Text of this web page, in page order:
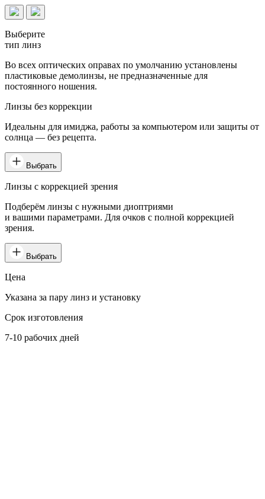
Выберите
тип линз
Во всех оптических оправах по умолчанию установлены
пластиковые демолинзы, не предназначенные для
постоянного ношения.
Линзы без коррекции
Идеальны для имиджа, работы за компьютером или защиты от
солнца — без рецепта.
Выбрать
Линзы с коррекцией зрения
Подберём линзы с нужными диоптриями
и вашими параметрами. Для очков с полной коррекцией
зрения.
Выбрать
Цена
Указана за пару линз и установку
Срок изготовления
7-10 рабочих дней